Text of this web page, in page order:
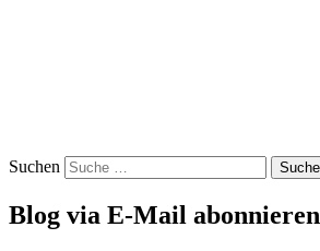
Suchen
Blog via E-Mail abonnieren